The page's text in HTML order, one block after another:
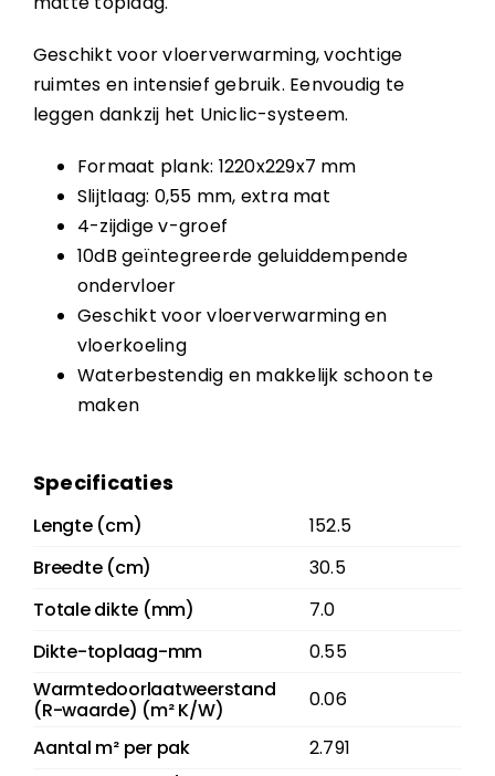
Geschikt voor vloerverwarming, vochtige
ruimtes en intensief gebruik. Eenvoudig te
leggen dankzij het Uniclic-systeem.
Formaat plank: 1220x229x7 mm
Slijtlaag: 0,55 mm, extra mat
4-zijdige v-groef
10dB geïntegreerde geluiddempende
ondervloer
Geschikt voor vloerverwarming en
vloerkoeling
Waterbestendig en makkelijk schoon te
maken
Specificaties
Lengte (cm)
152.5
Breedte (cm)
30.5
Totale dikte (mm)
7.0
Dikte-toplaag-mm
0.55
Warmtedoorlaatweerstand
(R-waarde) (m² K/W)
0.06
Aantal m² per pak
2.791